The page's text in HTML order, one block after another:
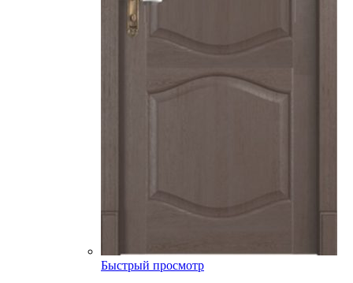
Быстрый просмотр